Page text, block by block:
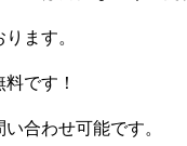
ます。
です！
合わせ可能です。